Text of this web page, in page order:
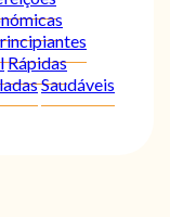
Rápidas
Saudáveis